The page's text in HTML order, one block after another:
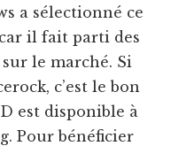
a sélectionné ce
il fait parti des
le marché. Si
c’est le bon
est disponible à
Pour bénéficier